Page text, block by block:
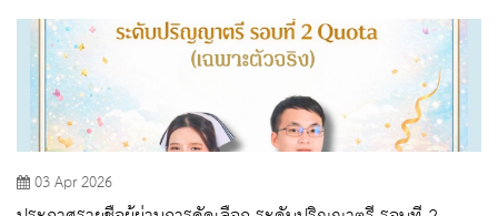
03 Apr 2026